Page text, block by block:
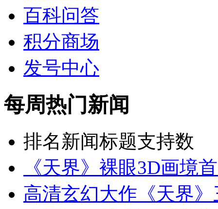
百科问答
积分商场
发号中心
每周热门新闻
排名新闻标题支持数
《天界》裸眼3D画境
高清玄幻大作《天界